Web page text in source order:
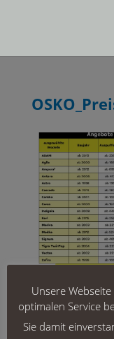
Unsere
optimalen Service
Sie damit